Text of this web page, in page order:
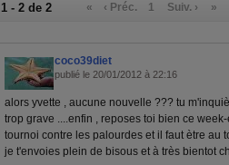
1 - 2 de 2 « ‹ Préc. 1 Suiv. › »
coco39diet
publié le 20/01/2012 à 22:16
alors yvette , aucune nouvelle ??? tu
trop grave ....enfin , reposes toi bien ce
tournoi contre les palourdes et il faut ètre au
je t'envoies plein de bisous et à très bientot